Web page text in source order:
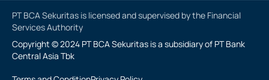
PT BCA Sekuritas is licensed and supervised by the Financial
Services Authority
Copyright © 2024 PT BCA Sekuritas is a subsidiary of PT Bank
Central Asia Tbk